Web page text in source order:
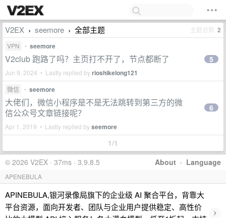
V2EX › seemore › 全部主题 主题总数 2
VPN • seemore
V2club 跑路了吗？主页打不开了，节点都断了
Jun 9, 2024 • Lastly replied byrioshikelong121
5
微信 • seemore
大佬们，微信小程序是不是无法跳转到第三方的微
信公众号文章链接呢？
Apr 1, 2019 • Lastly replied byseemore
6
1/1
About · Language
© 2026 V2EX · 37ms · 3.9.8.5
APENEBULA
APINEBULA,银河录像局旗下的企业级 AI 聚合平台，背靠大
平台资源，面向开发者、团队与企业用户提供稳定、高性价
›